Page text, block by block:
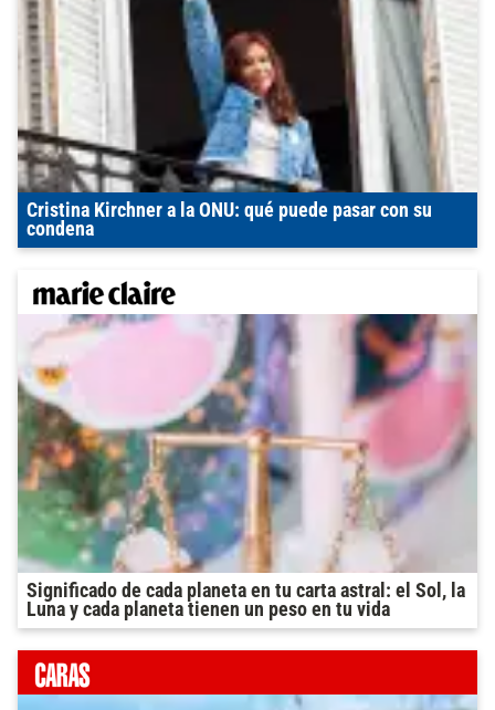
Cristina Kirchner a la ONU: qué puede pasar con su
condena
Significado de cada planeta en tu carta astral: el Sol, la
Luna y cada planeta tienen un peso en tu vida